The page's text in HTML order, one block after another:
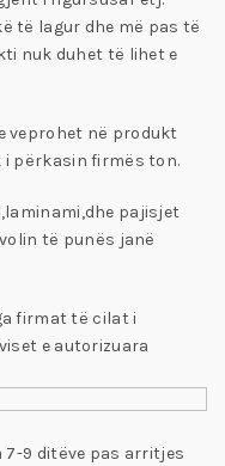
të lagur dhe më pas të
nuk duhet të lihet e
veprohet në produkt
përkasin firmës ton.
pajisjet
të punës janë
firmat të cilat i
e autorizuara
7-9 ditëve pas arritjes